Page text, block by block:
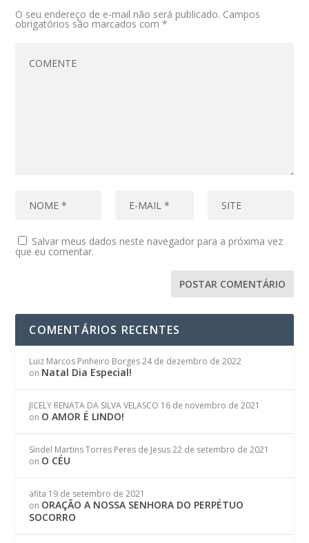
O seu endereço de e-mail não será publicado. Campos
obrigatórios são marcados com*
Salvar meus dados neste navegador para a próxima vez
que eu comentar.
COMENTÁRIOS RECENTES
Luiz Marcos Pinheiro Borges 24 de dezembro de 2022
on Natal Dia Especial!
JICELY RENATA DA SILVA VELASCO 16 de novembro de 2021
on O AMOR É LINDO!
Síndel Martins Torres Peres de Jesus 22 de setembro de 2021
on O CÉU
afita 19 de setembro de 2021
on ORAÇÃO A NOSSA SENHORA DO PERPÉTUO
SOCORRO